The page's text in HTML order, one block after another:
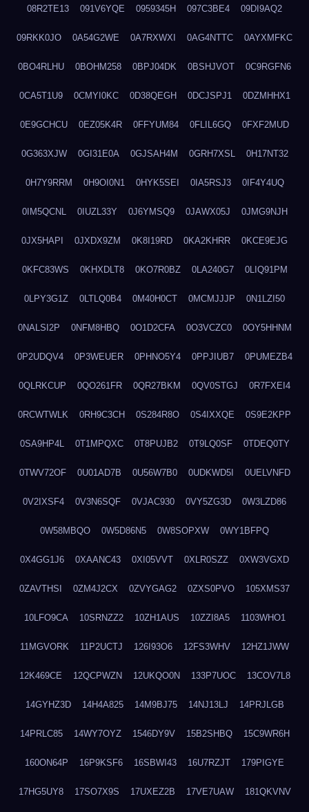
08R2TE13 091V6YQE 0959345H 097C3BE4 09DI9AQ2
09RKK0JO 0A54G2WE 0A7RXWXI 0AG4NTTC 0AYXMFKC
0BO4RLHU 0BOHM258 0BPJ04DK 0BSHJVOT 0C9RGFN6
0CA5T1U9 0CMYI0KC 0D38QEGH 0DCJSPJ1 0DZMHHX1
0E9GCHCU 0EZ05K4R 0FFYUM84 0FLIL6GQ 0FXF2MUD
0G363XJW 0GI31E0A 0GJSAH4M 0GRH7XSL 0H17NT32
0H7Y9RRM 0H9OI0N1 0HYK5SEI 0IA5RSJ3 0IF4Y4UQ
0IM5QCNL 0IUZL33Y 0J6YMSQ9 0JAWX05J 0JMG9NJH
0JX5HAPI 0JXDX9ZM 0K8I19RD 0KA2KHRR 0KCE9EJG
0KFC83WS 0KHXDLT8 0KO7R0BZ 0LA240G7 0LIQ91PM
0LPY3G1Z 0LTLQ0B4 0M40H0CT 0MCMJJJP 0N1LZI50
0NALSI2P 0NFM8HBQ 0O1D2CFA 0O3VCZC0 0OY5HHNM
0P2UDQV4 0P3WEUER 0PHNO5Y4 0PPJIUB7 0PUMEZB4
0QLRKCUP 0QO261FR 0QR27BKM 0QV0STGJ 0R7FXEI4
0RCWTWLK 0RH9C3CH 0S284R8O 0S4IXXQE 0S9E2KPP
0SA9HP4L 0T1MPQXC 0T8PUJB2 0T9LQ0SF 0TDEQ0TY
0TWV72OF 0U01AD7B 0U56W7B0 0UDKWD5I 0UELVNFD
0V2IXSF4 0V3N6SQF 0VJAC930 0VY5ZG3D 0W3LZD86
0W58MBQO 0W5D86N5 0W8SOPXW 0WY1BFPQ
0X4GG1J6 0XAANC43 0XI05VVT 0XLR0SZZ 0XW3VGXD
0ZAVTHSI 0ZM4J2CX 0ZVYGAG2 0ZXS0PVO 105XMS37
10LFO9CA 10SRNZZ2 10ZH1AUS 10ZZI8A5 1103WHO1
11MGVORK 11P2UCTJ 126I93O6 12FS3WHV 12HZ1JWW
12K469CE 12QCPWZN 12UKQO0N 133P7UOC 13COV7L8
14GYHZ3D 14H4A825 14M9BJ75 14NJ13LJ 14PRJLGB
14PRLC85 14WY7OYZ 1546DY9V 15B2SHBQ 15C9WR6H
160ON64P 16P9KSF6 16SBWI43 16U7RZJT 179PIGYE
17HG5UY8 17SO7X9S 17UXEZ2B 17VE7UAW 181QKVNV